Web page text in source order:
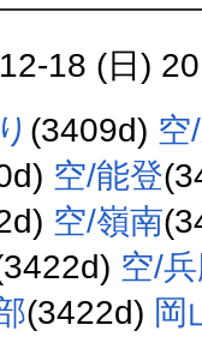
18 (日)
(3409d) 空
空/能登
空/嶺南
空/
(3422d) 岡